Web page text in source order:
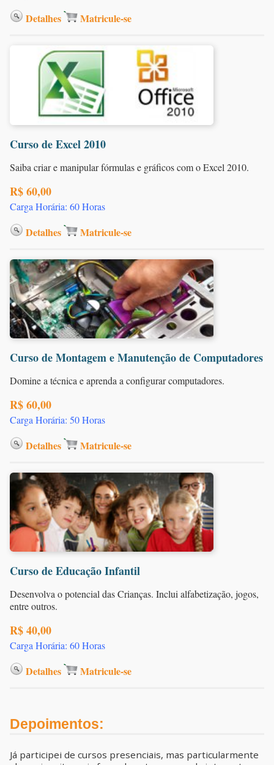
Detalhes Matricule-se
Curso de Excel 2010
Saiba criar e manipular fórmulas e gráficos com o Excel 2010.
R$ 60,00
Carga Horária: 60 Horas
Detalhes Matricule-se
Curso de Montagem e Manutenção de Computadores
Domine a técnica e aprenda a configurar computadores.
R$ 60,00
Carga Horária: 50 Horas
Detalhes Matricule-se
Curso de Educação Infantil
Desenvolva o potencial das Crianças. Inclui alfabetização, jogos,
entre outros.
R$ 40,00
Carga Horária: 60 Horas
Detalhes Matricule-se
Depoimentos:
Já participei de cursos presenciais, mas particularmente